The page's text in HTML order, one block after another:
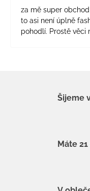
za mě super
to asi není úplně
pohodlí. Prostě věci
Šijeme
Máte